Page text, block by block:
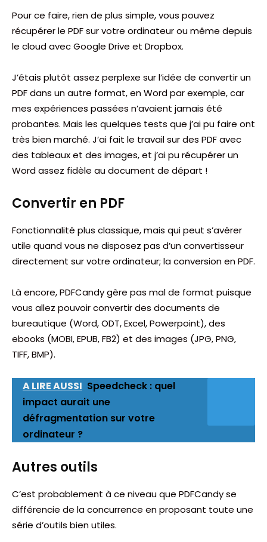
Pour ce faire, rien de plus simple, vous pouvez
récupérer le PDF sur votre ordinateur ou même depuis
le cloud avec Google Drive et Dropbox.
J’étais plutôt assez perplexe sur l’idée de convertir un
PDF dans un autre format, en Word par exemple, car
mes expériences passées n’avaient jamais été
probantes. Mais les quelques tests que j’ai pu faire ont
très bien marché. J’ai fait le travail sur des PDF avec
des tableaux et des images, et j’ai pu récupérer un
Word assez fidèle au document de départ !
Convertir en PDF
Fonctionnalité plus classique, mais qui peut s’avérer
utile quand vous ne disposez pas d’un convertisseur
directement sur votre ordinateur; la conversion en PDF.
Là encore, PDFCandy gère pas mal de format puisque
vous allez pouvoir convertir des documents de
bureautique (Word, ODT, Excel, Powerpoint), des
ebooks (MOBI, EPUB, FB2) et des images (JPG, PNG,
TIFF, BMP).
A LIRE AUSSI Speedcheck : quel
impact aurait une
défragmentation sur votre
ordinateur ?
Autres outils
C’est probablement à ce niveau que PDFCandy se
différencie de la concurrence en proposant toute une
série d’outils bien utiles.